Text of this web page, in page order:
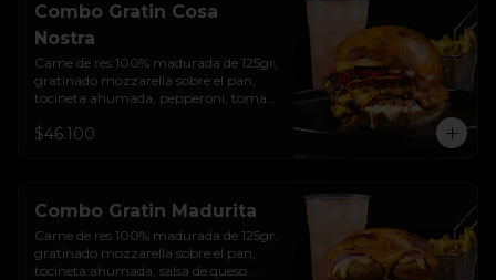
Combo Gratin Cosa
Nostra
Carne de res 100% madurada de 125gr,
gratinado mozzarella sobre el pan,
tocineta ahumada, pepperoni, tomate
crocante, mermelada de arándanos,
$46.100
Combo Gratin Madurita
Carne de res 100% madurada de 125gr,
gratinado mozzarella sobre el pan,
tocineta ahumada, salsa de queso